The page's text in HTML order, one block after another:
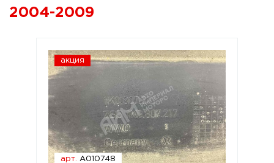
2004-2009
акция
арт. A010748